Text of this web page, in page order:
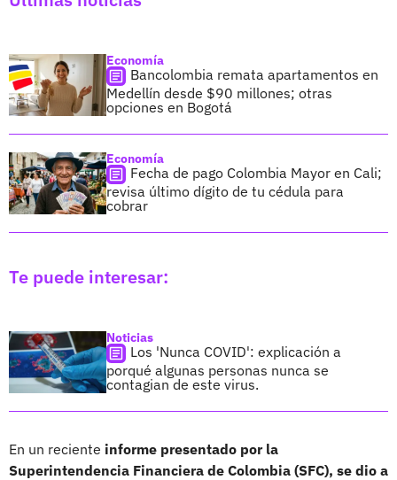
Economía
Bancolombia remata apartamentos en
Medellín desde $90 millones; otras
opciones en Bogotá
Economía
Fecha de pago Colombia Mayor en Cali;
revisa último dígito de tu cédula para
cobrar
Te puede interesar:
Noticias
Los 'Nunca COVID': explicación a
porqué algunas personas nunca se
contagian de este virus.
En un reciente informe presentado por la
Superintendencia Financiera de Colombia (SFC), se dio a